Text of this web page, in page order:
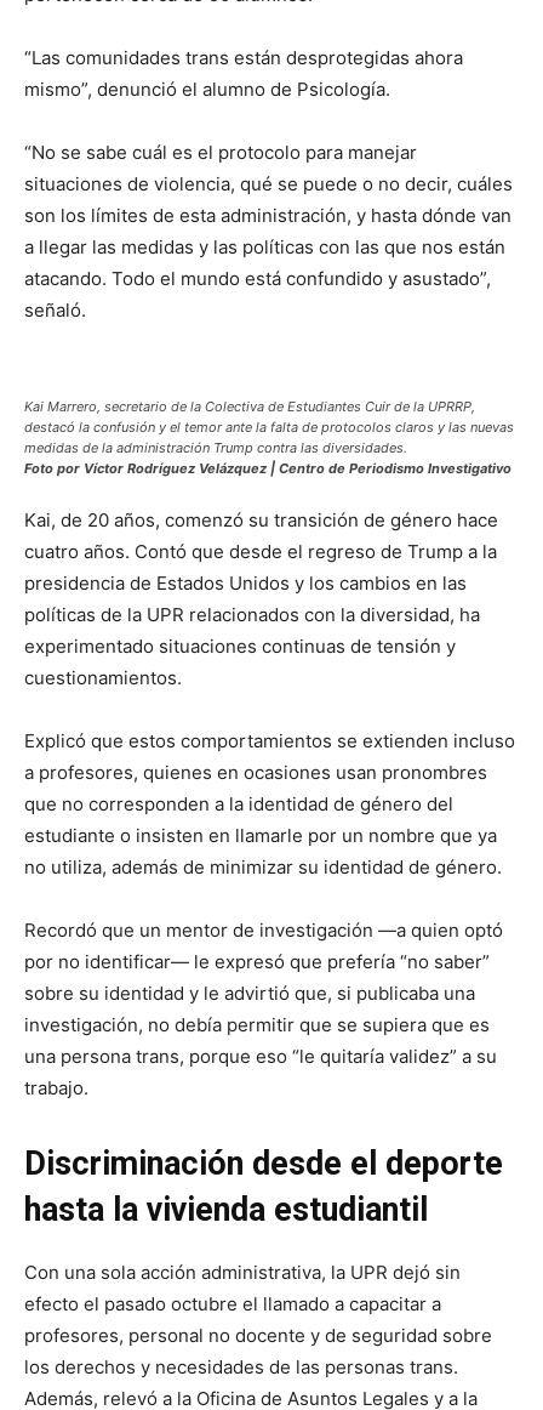
“Las comunidades trans están desprotegidas ahora
mismo”, denunció el alumno de Psicología.
“No se sabe cuál es el protocolo para manejar
situaciones de violencia, qué se puede o no decir, cuáles
son los límites de esta administración, y hasta dónde van
a llegar las medidas y las políticas con las que nos están
atacando. Todo el mundo está confundido y asustado”,
señaló.
Kai Marrero, secretario de la Colectiva de Estudiantes Cuir de la UPRRP,
destacó la confusión y el temor ante la falta de protocolos claros y las nuevas
medidas de la administración Trump contra las diversidades.
Foto por Víctor Rodríguez Velázquez | Centro de Periodismo Investigativo
Kai, de 20 años, comenzó su transición de género hace
cuatro años. Contó que desde el regreso de Trump a la
presidencia de Estados Unidos y los cambios en las
políticas de la UPR relacionados con la diversidad, ha
experimentado situaciones continuas de tensión y
cuestionamientos.
Explicó que estos comportamientos se extienden incluso
a profesores, quienes en ocasiones usan pronombres
que no corresponden a la identidad de género del
estudiante o insisten en llamarle por un nombre que ya
no utiliza, además de minimizar su identidad de género.
Recordó que un mentor de investigación —a quien optó
por no identificar— le expresó que prefería “no saber”
sobre su identidad y le advirtió que, si publicaba una
investigación, no debía permitir que se supiera que es
una persona trans, porque eso “le quitaría validez” a su
trabajo.
Discriminación desde el deporte
hasta la vivienda estudiantil
Con una sola acción administrativa, la UPR dejó sin
efecto el pasado octubre el llamado a capacitar a
profesores, personal no docente y de seguridad sobre
los derechos y necesidades de las personas trans.
Además, relevó a la Oficina de Asuntos Legales y a la